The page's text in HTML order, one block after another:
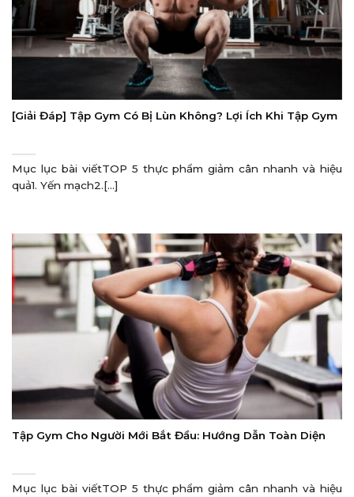
[Giải Đáp] Tập Gym Có Bị Lùn Không? Lợi Ích Khi Tập Gym
Mục lục bài viếtTOP 5 thực phẩm giảm cân nhanh và hiệu
quả1. Yến mạch2.[...]
Tập Gym Cho Người Mới Bắt Đầu: Hướng Dẫn Toàn Diện
Mục lục bài viếtTOP 5 thực phẩm giảm cân nhanh và hiệu